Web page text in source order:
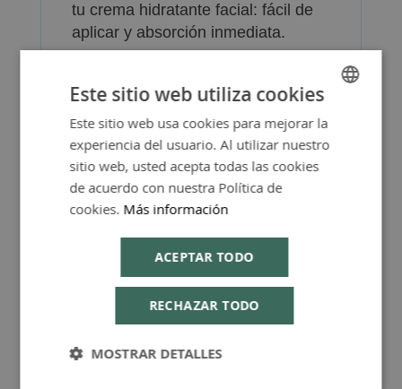
tu crema hidratante facial: fácil de
aplicar y absorción inmediata.
pieles
Más Información
Consejos de Compra Producto
SPANISH
ENGLISH
Este sitio web utiliza cookies
Este sitio web usa cookies para mejorar la
experiencia del usuario. Al utilizar nuestro
sitio web, usted acepta todas las cookies
de acuerdo con nuestra Política de
cookies. Más información
ACEPTAR TODO
RECHAZAR TODO
MOSTRAR DETALLES